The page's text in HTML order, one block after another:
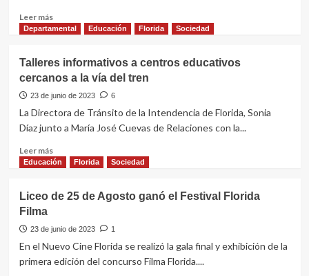
Leer másLeer
más
el
cortometraje
ganador
Filma
“De
a
Murales”
Departamental Educación Florida Sociedad
Talleres informativos a centros educativos
cercanos a la vía del tren
23 de junio de 2023 6
La Directora de Tránsito de la Intendencia de Florida, Sonia
Díaz junto a María José Cuevas de Relaciones con la...
Leer másLeer
más
informativos
centros
educativos
a
Educación Florida Sociedad
Liceo de 25 de Agosto ganó el Festival Florida
Filma
23 de junio de 2023 1
En el Nuevo Cine Florida se realizó la gala final y exhibición de la
primera edición del concurso Filma Florida....